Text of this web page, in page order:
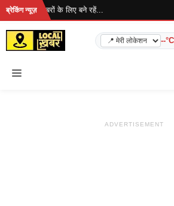
Skip
content
ब्रेकिंग न्यूज़
है... ताज़ा खबरों के लिए बने रहें...
--°C
Menu
ADVERTISEMENT